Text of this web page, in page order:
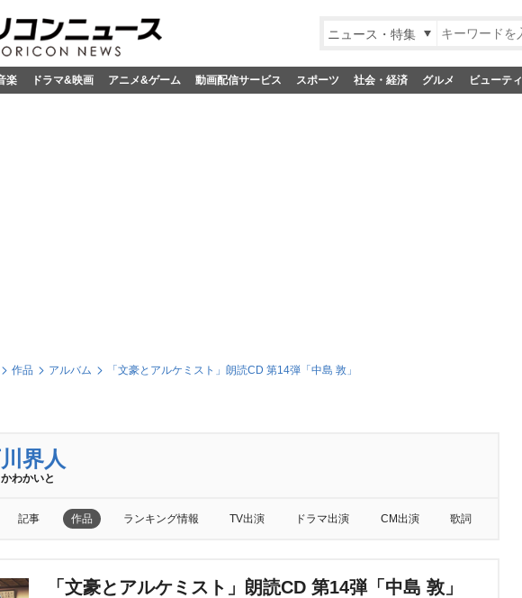
ニュース・特集
楽 ドラマ&映画 アニメ&ゲーム 動画配信サービス スポーツ 社会・経済 グルメ ビューティ
作品 アルバム 「文豪とアルケミスト」朗読CD 第14弾「中島 敦」
界人
わかいと
記事 作品 ランキング情報 TV出演 ドラマ出演 CM出演 歌詞
「文豪とアルケミスト」朗読CD 第14弾「中島 敦」